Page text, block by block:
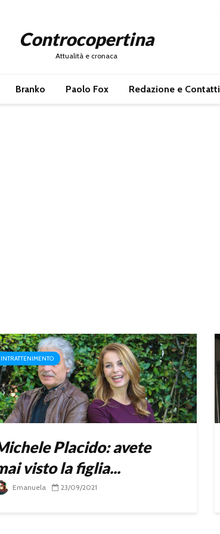
Controcopertina
Attualità e cronaca
Branko Paolo Fox Redazione e Contatti
INTRATTENIMENTO
Placido: avete
visto la figlia...
Emanuela 23/09/2021